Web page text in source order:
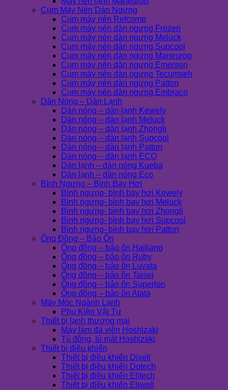
Cụm Máy Nén Dàn Ngưng
Cụm máy nén Refcomp
Cụm máy nén dàn ngưng Frozen
Cụm máy nén dàn ngưng Meluck
Cụm máy nén dàn ngưng Supcool
Cụm máy nén dàn ngưng Maneurop
Cụm máy nén dàn ngưng Emerson
Cụm máy nén dàn ngưng Tecumseh
Cụm máy nén dàn ngưng Patton
Cụm máy nén dàn ngưng Embraco
Dàn Nóng – Dàn Lạnh
Dàn nóng – dàn lạnh Kewely
Dàn nóng – dàn lạnh Meluck
Dàn nóng – dàn lạnh Zhongli
Dàn nóng – dàn lạnh Supcool
Dàn nóng – dàn lạnh Patton
Dàn nóng – dàn lạnh ECO
Dàn lạnh – dàn nóng Kueba
Dàn lạnh – dàn nóng Eco
Bình Ngưng – Bình Bay Hơi
Bình ngưng- bình bay hơi Kewely
Bình ngưng- bình bay hơi Meluck
Bình ngưng- bình bay hơi Zhongli
Bình ngưng- bình bay hơi Supcool
Bình ngưng- bình bay hơi Patton
Ống Đồng – Bảo Ôn
Ống đồng – bảo ôn Hailiang
Ống đồng – bảo ôn Ruby
Ống đồng – bảo ôn Luvata
Ống đồng – bảo ôn Taisei
Ống đồng – bảo ôn Superlon
Ống đồng – bảo ôn Atata
Máy Móc Ngành Lạnh
Phụ Kiện Vật Tư
Thiết bị lạnh thương mại
Máy làm đá viên Hoshizaki
Tủ đông, tủ mát Hoshizaki
Thiết bị điều khiển
Thiết bị điều khiển Dixell
Thiết bị điều khiển Dotech
Thiết bị điều khiển Elitech
Thiết bị điều khiển Eliwell